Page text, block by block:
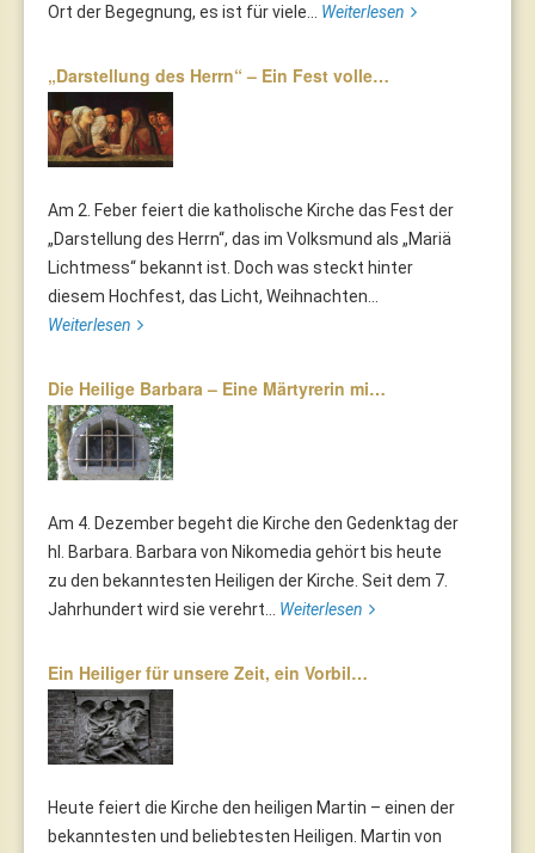
Ort der Begegnung, es ist für viele... Weiterlesen
„Darstellung des Herrn“ – Ein Fest volle…
Am 2. Feber feiert die katholische Kirche das Fest der
„Darstellung des Herrn“, das im Volksmund als „Mariä
Lichtmess“ bekannt ist. Doch was steckt hinter
diesem Hochfest, das Licht, Weihnachten...
Weiterlesen
Die Heilige Barbara – Eine Märtyrerin mi…
Am 4. Dezember begeht die Kirche den Gedenktag der
hl. Barbara. Barbara von Nikomedia gehört bis heute
zu den bekanntesten Heiligen der Kirche. Seit dem 7.
Jahrhundert wird sie verehrt... Weiterlesen
Ein Heiliger für unsere Zeit, ein Vorbil…
Heute feiert die Kirche den heiligen Martin – einen der
bekanntesten und beliebtesten Heiligen. Martin von